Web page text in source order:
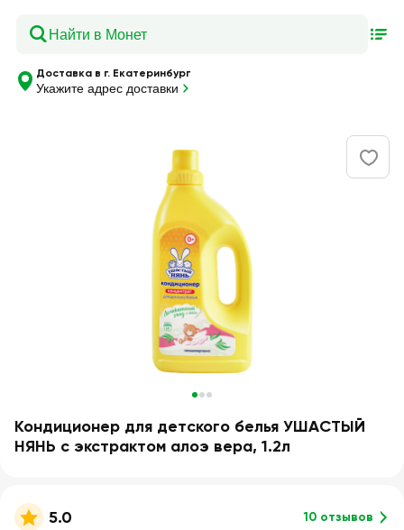
Доставка в г. Екатеринбург
Укажите адрес доставки
Кондиционер для детского белья УШАСТЫЙ
НЯНЬ с экстрактом алоэ вера, 1.2л
5.0 10 отзывов